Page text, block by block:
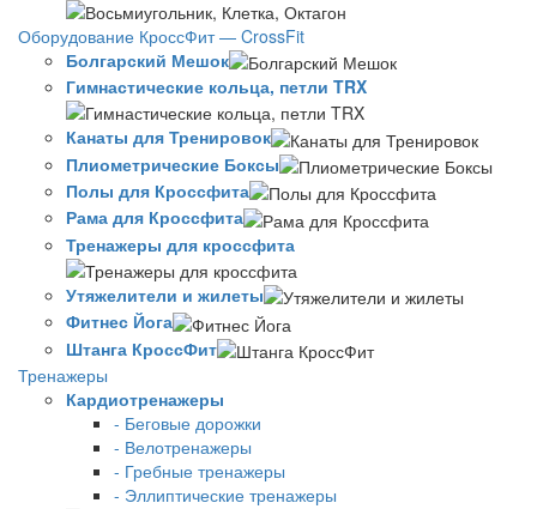
Оборудование КроссФит — CrossFit
Болгарский Мешок
Гимнастические кольца, петли TRX
Канаты для Тренировок
Плиометрические Боксы
Полы для Кроссфита
Рама для Кроссфита
Тренажеры для кроссфита
Утяжелители и жилеты
Фитнес Йога
Штанга КроссФит
Тренажеры
Кардиотренажеры
- Беговые дорожки
- Велотренажеры
- Гребные тренажеры
- Эллиптические тренажеры